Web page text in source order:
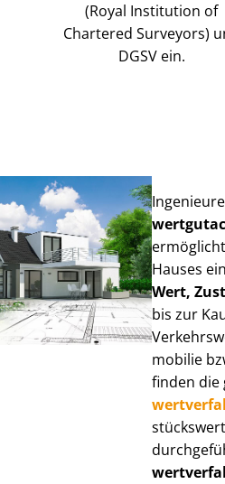
(Royal Institution of
Chartered Surveyors)
DGSV ein.
Hauses
Wert,
bis zur
mo­bi­lie
finden die